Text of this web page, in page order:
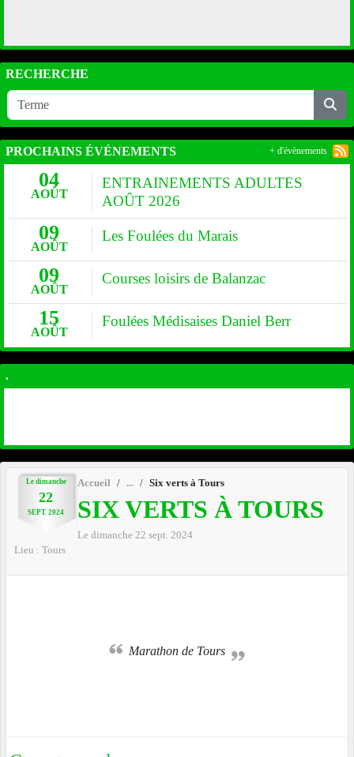
Le dimanche
22
SEPT. 2024
Accueil Six verts à Tours
SIX VERTS À TOURS
Le dimanche 22 sept. 2024
Lieu : Tours
Marathon de Tours
RECHERCHE
PROCHAINS ÉVÉNEMENTS
04
AOÛT
ENTRAINEMENTS ADULTES
AOÛT 2026
09
AOÛT
Les Foulées du Marais
09
AOÛT
Courses loisirs de Balanzac
15
AOÛT
Foulées Médisaises Daniel Berr
+ d'évènements
.